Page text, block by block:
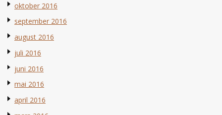
oktober 2016
september 2016
august 2016
juli 2016
juni 2016
mai 2016
april 2016